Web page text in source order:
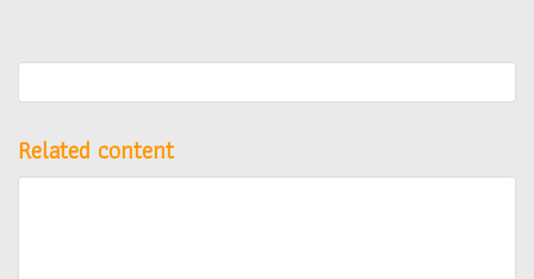
Related content